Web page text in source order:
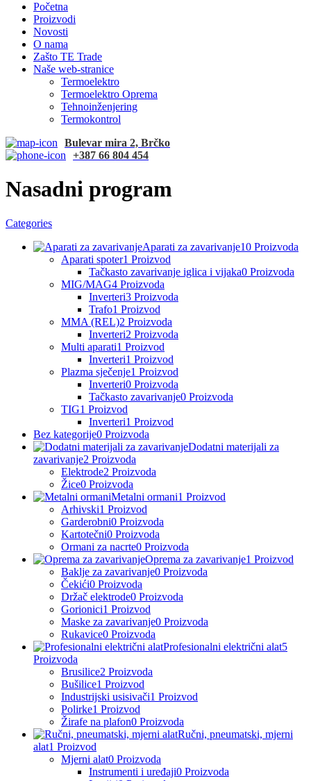
Početna
Proizvodi
Novosti
O nama
Zašto TE Trade
Naše web-stranice
Termoelektro
Termoelektro Oprema
Tehnoinženjering
Termokontrol
Bulevar mira 2, Brčko
+387 66 804 454
Nasadni program
Categories
Aparati za zavarivanje10 Proizvoda
Aparati spoter1 Proizvod
Tačkasto zavarivanje iglica i vijaka0 Proizvoda
MIG/MAG4 Proizvoda
Inverteri3 Proizvoda
Trafo1 Proizvod
MMA (REL)2 Proizvoda
Inverteri2 Proizvoda
Multi aparati1 Proizvod
Inverteri1 Proizvod
Plazma sječenje1 Proizvod
Inverteri0 Proizvoda
Tačkasto zavarivanje0 Proizvoda
TIG1 Proizvod
Inverteri1 Proizvod
Bez kategorije0 Proizvoda
Dodatni materijali za
zavarivanje2 Proizvoda
Elektrode2 Proizvoda
Žice0 Proizvoda
Metalni ormani1 Proizvod
Arhivski1 Proizvod
Garderobni0 Proizvoda
Kartotečni0 Proizvoda
Ormani za nacrte0 Proizvoda
Oprema za zavarivanje1 Proizvod
Baklje za zavarivanje0 Proizvoda
Čekići0 Proizvoda
Držač elektrode0 Proizvoda
Gorionici1 Proizvod
Maske za zavarivanje0 Proizvoda
Rukavice0 Proizvoda
Profesionalni električni alat5
Proizvoda
Brusilice2 Proizvoda
Bušilice1 Proizvod
Industrijski usisivači1 Proizvod
Polirke1 Proizvod
Žirafe na plafon0 Proizvoda
Ručni, pneumatski, mjerni
alat1 Proizvod
Mjerni alat0 Proizvoda
Instrumenti i uređaji0 Proizvoda